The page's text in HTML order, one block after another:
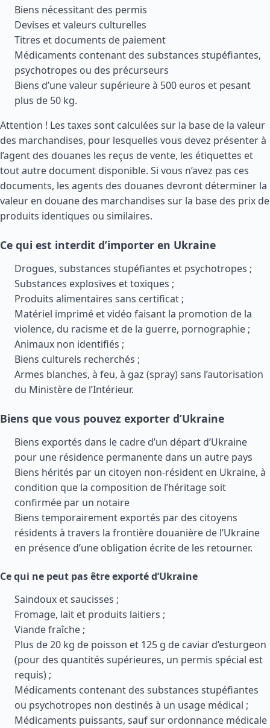
Biens nécessitant des permis
Devises et valeurs culturelles
Titres et documents de paiement
Médicaments contenant des substances stupéfiantes,
psychotropes ou des précurseurs
Biens d’une valeur supérieure à 500 euros et pesant
plus de 50 kg.
Attention ! Les taxes sont calculées sur la base de la valeur
des marchandises, pour lesquelles vous devez présenter à
l’agent des douanes les reçus de vente, les étiquettes et
tout autre document disponible. Si vous n’avez pas ces
documents, les agents des douanes devront déterminer la
valeur en douane des marchandises sur la base des prix de
produits identiques ou similaires.
Ce qui est interdit d’importer en Ukraine
Drogues, substances stupéfiantes et psychotropes ;
Substances explosives et toxiques ;
Produits alimentaires sans certificat ;
Matériel imprimé et vidéo faisant la promotion de la
violence, du racisme et de la guerre, pornographie ;
Animaux non identifiés ;
Biens culturels recherchés ;
Armes blanches, à feu, à gaz (spray) sans l’autorisation
du Ministère de l’Intérieur.
Biens que vous pouvez exporter d’Ukraine
Biens exportés dans le cadre d’un départ d’Ukraine
pour une résidence permanente dans un autre pays
Biens hérités par un citoyen non-résident en Ukraine, à
condition que la composition de l’héritage soit
confirmée par un notaire
Biens temporairement exportés par des citoyens
résidents à travers la frontière douanière de l’Ukraine
en présence d’une obligation écrite de les retourner.
Ce qui ne peut pas être exporté d’Ukraine
Saindoux et saucisses ;
Fromage, lait et produits laitiers ;
Viande fraîche ;
Plus de 20 kg de poisson et 125 g de caviar d’esturgeon
(pour des quantités supérieures, un permis spécial est
requis) ;
Médicaments contenant des substances stupéfiantes
ou psychotropes non destinés à un usage médical ;
Médicaments puissants, sauf sur ordonnance médicale